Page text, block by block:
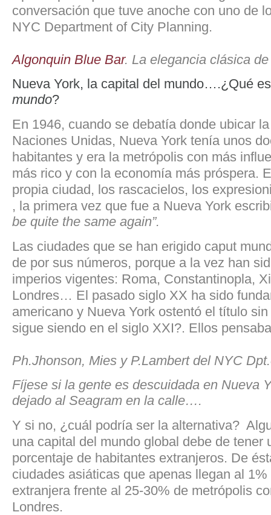
conversación que tuve anoche con uno de
NYC Department of City Planning.
Algonquin Blue Bar. La elegancia clásica
Nueva York, la capital del mundo….¿Qué
mundo?
En 1946, cuando se debatía donde ubicar
Naciones Unidas, Nueva York tenía unos
habitantes y era la metrópolis con más
más rico y con la economía más próspera.
propia ciudad, los rascacielos, los
, la primera vez que fue a Nueva York
be quite the same again”.
Las ciudades que se han erigido caput
de por sus números, porque a la vez han
imperios vigentes: Roma, Constantinopla,
Londres… El pasado siglo XX ha sido
americano y Nueva York ostentó el título
sigue siendo en el siglo XXI?. Ellos
Ph.Jhonson, Mies y P.Lambert del NYC
Fíjese si la gente es descuidada en Nueva
dejado al Seagram en la calle….
Y si no, ¿cuál podría ser la alternativa?
una capital del mundo global debe de tener
porcentaje de habitantes extranjeros. De
ciudades asiáticas que apenas llegan al
extranjera frente al 25-30% de metrópolis
Londres.